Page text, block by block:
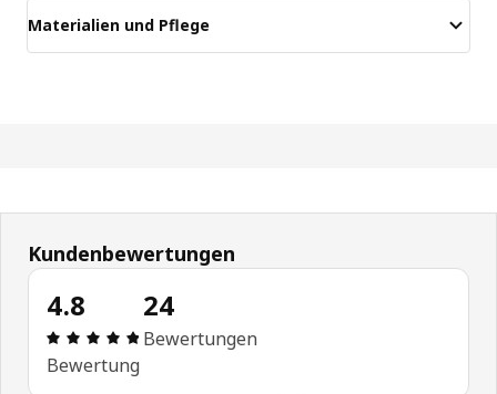
Materialien und Pflege
Kundenbewertungen
4.8
Bewertung: 4.8 von 5 Sterne Alle Bewertungen:
Bewertung
24
Bewertungen